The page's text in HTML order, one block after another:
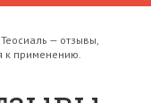
Теосиаль — отзывы,
к применению.